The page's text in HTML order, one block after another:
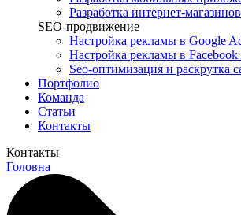
Разработка интернет-магазинов
SEO-продвижение
Настройка рекламы в Google
Настройка рекламы в Facebook
Seo-оптимизация и раскрутка
Портфолио
Команда
Статьи
Контакты
Контакты
Головна